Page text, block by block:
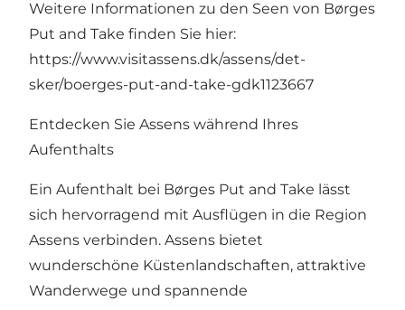
Weitere Informationen zu den Seen von Børges
Put and Take finden Sie hier:
https://www.visitassens.dk/assens/det-
sker/boerges-put-and-take-gdk1123667
Entdecken Sie Assens während Ihres
Aufenthalts
Ein Aufenthalt bei Børges Put and Take lässt
sich hervorragend mit Ausflügen in die Region
Assens verbinden. Assens bietet
wunderschöne Küstenlandschaften, attraktive
Wanderwege und spannende